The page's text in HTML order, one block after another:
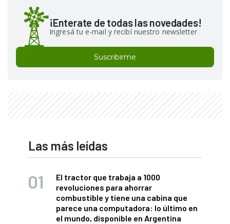
¡Enterate de todas las novedades!
Ingresá tu e-mail y recibí nuestro newsletter
Suscribirme
Las más leídas
El tractor que trabaja a 1000
revoluciones para ahorrar
combustible y tiene una cabina que
parece una computadora: lo último en
el mundo, disponible en Argentina